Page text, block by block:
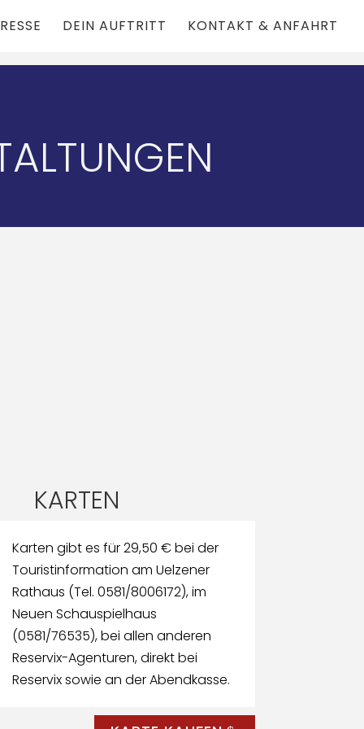
DEIN AUFTRITT KONTAKT & ANFAHRT
KARTEN
Karten gibt es für 29,50 € bei der
Touristinformation am Uelzener
Rathaus (Tel. 0581/8006172), im
Neuen Schauspielhaus
(0581/76535), bei allen anderen
Reservix-Agenturen, direkt bei
Reservix sowie an der Abendkasse.